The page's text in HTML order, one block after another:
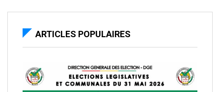
ARTICLES POPULAIRES